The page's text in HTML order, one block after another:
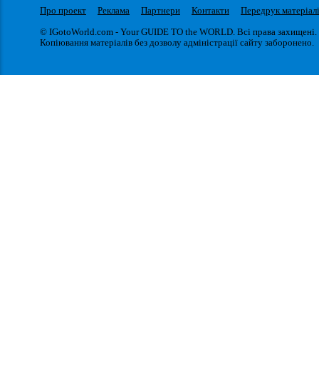
Про проект Реклама Партнери Контакти
Передрук
© IGotoWorld.com - Your GUIDE TO the WORLD. Всі права захищені.
Копіювання матеріалів без дозволу адміністрації сайту заборонено.